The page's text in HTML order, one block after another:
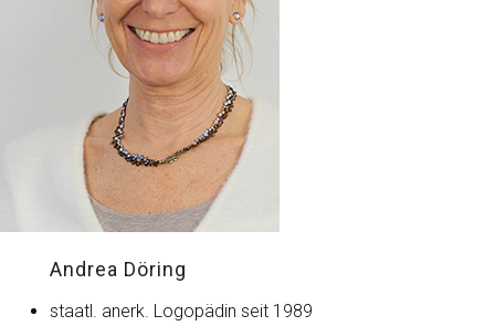
Andrea Döring
staatl. anerk. Logopädin seit 1989